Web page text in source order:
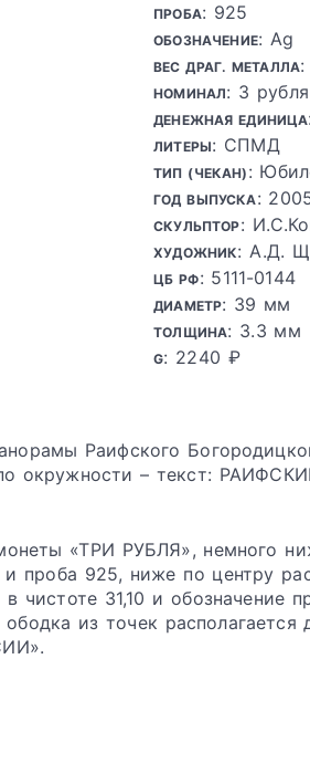
ПРОБА: 925
ОБОЗНАЧЕНИЕ: Ag
ВЕС ДРАГ. МЕТАЛЛА:
НОМИНАЛ: 3 рубля
ДЕНЕЖНАЯ ЕДИНИЦА
ЛИТЕРЫ: СПМД
ТИП (ЧЕКАН) :
ГОД ВЫПУСКА:
СКУЛЬПТОР:
ХУДОЖНИК: А.Д.
ЦБ РФ: 5111-0144
ДИАМЕТР: 39 мм
ТОЛЩИНА: 3.3 мм
G: 2240 ₽
Раифского
окружности – текст:
«ТРИ РУБЛЯ», немного
проба 925, ниже по центру
чистоте 31,10 и обозначение
из точек располагается